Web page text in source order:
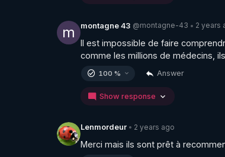
m montagne 43 @montagne-43 • 2 years
Il est impossible de faire
comme les millions de médecins,
100 % Answer
Show response
Lenmordeur • 2 years ago
Merci mais ils sont prêt à